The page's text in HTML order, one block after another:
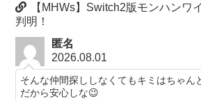
【MHWs】Switch2版モンハンワ
判明！
匿名
2026.08.01
そんな仲間探ししなくてもキミはちゃん
だから安心しな😉